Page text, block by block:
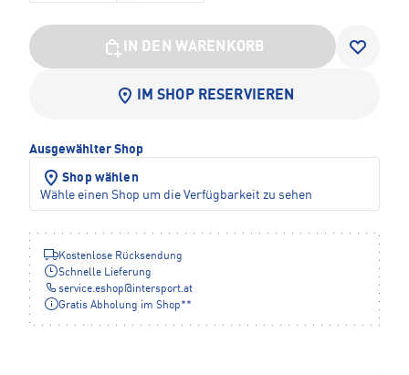
IN DEN WARENKORB
IM SHOP RESERVIEREN
Ausgewählter Shop
Shop wählen
Wähle einen Shop um die Verfügbarkeit zu sehen
Kostenlose Rücksendung
Schnelle Lieferung
service.eshop@intersport.at
Gratis Abholung im Shop**